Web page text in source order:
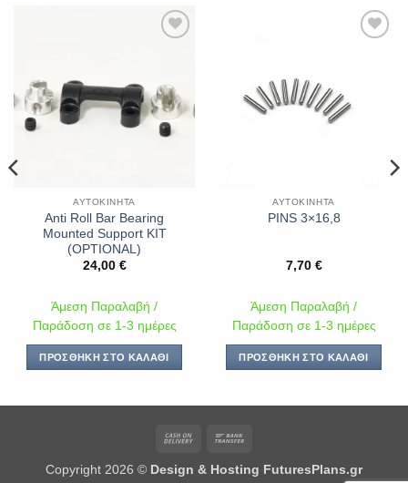
ΑΥΤΟΚΊΝΗΤΑ
Anti Roll Bar Bearing
Mounted Support KIT
(OPTIONAL)
24,00 €
Άμεση Παραλαβή /
Παράδοση σε 1-3 ημέρες
ΠΡΟΣΘΉΚΗ ΣΤΟ ΚΑΛΆΘΙ
ΑΥΤΟΚΊΝΗΤΑ
PINS 3×16,8
7,70 €
Άμεση Παραλαβή /
Παράδοση σε 1-3 ημέρες
ΠΡΟΣΘΉΚΗ ΣΤΟ ΚΑΛΆΘΙ
Cash
Delivery
Copyright 2026 © Design & Hosting FuturesPlans.gr